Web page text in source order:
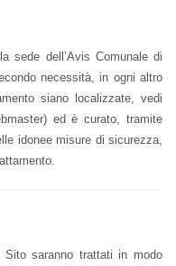
sede dell’Avis Comunale di
necessità, in ogni altro
siano localizzate, vedi
ed è curato, tramite
idonee misure di sicurezza,
saranno trattati in modo